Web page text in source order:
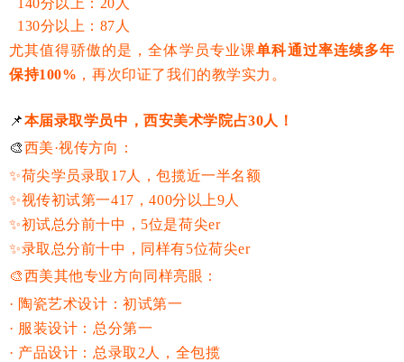
140分以上：20人
130分以上：87人
尤其值得骄傲的是，全体学员专业课单科通过率连续多年
保持100% ，再次印证了我们的教学实力。
📌本届录取学员中，西安美术学院占30人！
🎨西美·视传方向：
✨荷尖学员录取17人，包揽近一半名额
✨视传初试第一417，400分以上9人
✨初试总分前十中，5位是荷尖er
✨录取总分前十中，同样有5位荷尖er
🎨西美其他专业方向同样亮眼：
· 陶瓷艺术设计：初试第一
· 服装设计：总分第一
· 产品设计：总录取2人，全包揽